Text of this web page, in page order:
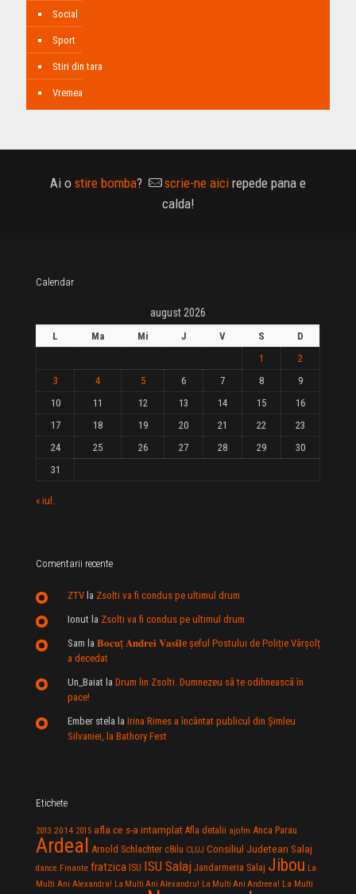
Social
Sport
Stiri din tara
Vremea
Ai o stire bomba? scrie-ne aici repede pana e
calda!
Calendar
august 2026
L Ma Mi J V S
D
1
2
3
4 5 6 7 8
9
10
11 12 13 14 15
16
17
18 19 20 21 22
23
24
25 26 27 28 29
30
31
« iul.
Comentarii recente
ZTV la Zsolti va fi condus pe ultimul drum
Ionut la Zsolti va fi condus pe ultimul drum
Sam la 𝐁𝐨𝐜𝐮ț 𝐀𝐧𝐝𝐫𝐞𝐢 𝐕𝐚𝐬𝐢𝐥e şeful Postului de Poliție Vârșolț
a decedat
Un_Baiat la Drum lin Zsolti. Dumnezeu sã te odihneascã în
pace!
Ember stela la Irina Rimes a încântat publicul din Şimleu
Silvaniei, la Bathory Fest
Etichete
2013 2014 2015 afla ce s-a intamplat Afla detalii ajofm Anca Parau
Ardeal Arnold Schlachter c8ilu CLUJ Consiliul Judetean Salaj
dance Finante fratzica ISU ISU Salaj Jandarmeria Salaj Jibou La
Multi Ani Alexandra! La Multi Ani Alexandru! La Multi Ani Andreea! La Multi